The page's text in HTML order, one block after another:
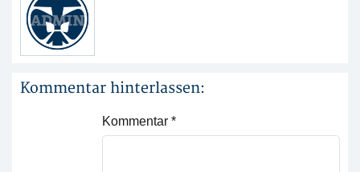
Kommentar hinterlassen:
Kommentar *